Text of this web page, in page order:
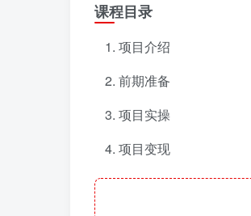
课程目录
项目介绍
前期准备
项目实操
项目变现